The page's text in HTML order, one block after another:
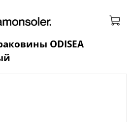
ODISEA